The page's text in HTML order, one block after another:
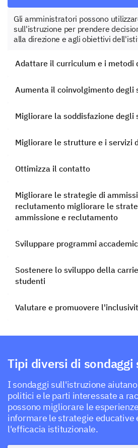
Gli amministratori possono
sull'istruzione per prendere
alla direzione e agli obiettivi
Adattare il curriculum e i metodi
Aumenta il coinvolgimento degli
Migliorare la soddisfazione degli
Migliorare le strutture e i servizi
Ottimizza il contatto
Migliorare le strategie di
reclutamento migliorare le
ammissione e reclutamento
Sviluppare programmi
Sostenere lo sviluppo della
studenti
Valutare e promuovere
Tipi diversi di
I sondaggi sull'istruzione
politici e le parti interessate a
possono migliorare le
informare le strategie educative
l'efficacia istituzionale.